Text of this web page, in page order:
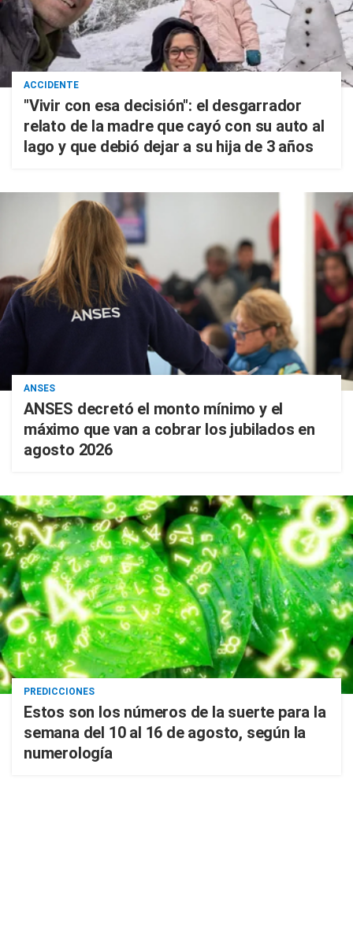
ACCIDENTE
"Vivir con esa decisión": el desgarrador
relato de la madre que cayó con su auto al
lago y que debió dejar a su hija de 3 años
ANSES
ANSES decretó el monto mínimo y el
máximo que van a cobrar los jubilados en
agosto 2026
PREDICCIONES
Estos son los números de la suerte para la
semana del 10 al 16 de agosto, según la
numerología